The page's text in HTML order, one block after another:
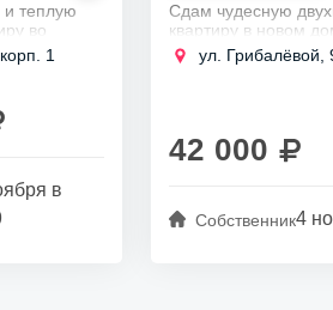
теплую
во
пешей
метро
1
в
Сдам чудесную
квартиру в новом
Выборгском районе
пешком от станции
ул. Грибалёвой,
42 000
Собственник4